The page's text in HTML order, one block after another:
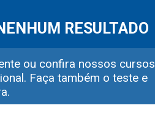
RESULTADO
ou confira nossos cursos
Faça também o teste e